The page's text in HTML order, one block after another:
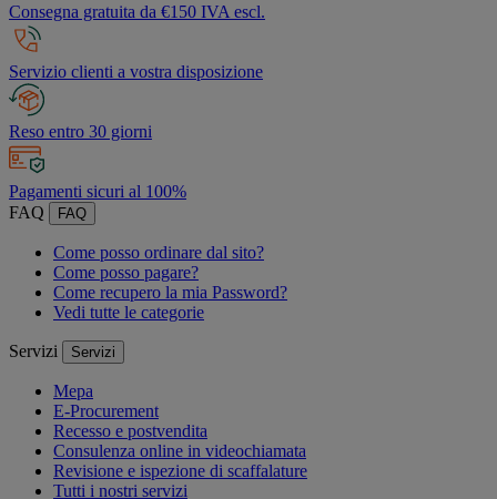
Consegna gratuita da €150 IVA escl.
Servizio clienti a vostra disposizione
Reso entro 30 giorni
Pagamenti sicuri al 100%
FAQ
FAQ
Come posso ordinare dal sito?
Come posso pagare?
Come recupero la mia Password?
Vedi tutte le categorie
Servizi Servizi
Mepa
E-Procurement
Recesso e postvendita
Consulenza online in videochiamata
Revisione e ispezione di scaffalature
Tutti i nostri servizi